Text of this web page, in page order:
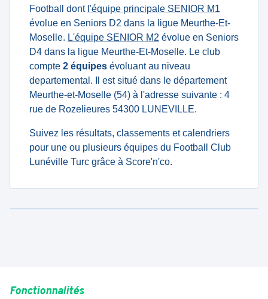
Football dont l'équipe principale SENIOR M1
évolue en Seniors D2 dans la ligue Meurthe-Et-
Moselle. L'équipe SENIOR M2 évolue en Seniors
D4 dans la ligue Meurthe-Et-Moselle. Le club
compte 2 équipes évoluant au niveau
departemental. Il est situé dans le département
Meurthe-et-Moselle (54) à l'adresse suivante : 4
rue de Rozelieures 54300 LUNEVILLE.
Suivez les résultats, classements et calendriers
pour une ou plusieurs équipes du Football Club
Lunéville Turc grâce à Score'n'co.
Fonctionnalités